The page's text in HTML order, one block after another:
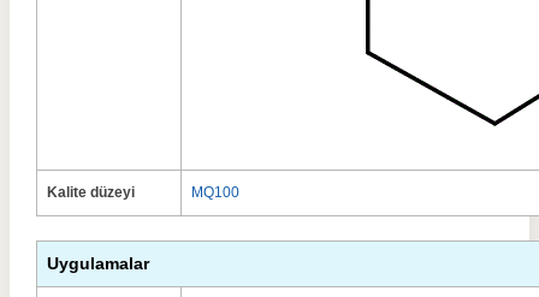
Kalite düzeyi MQ100
Uygulamalar